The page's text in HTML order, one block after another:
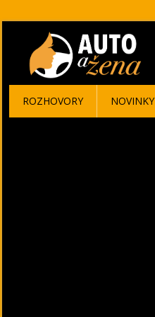
ROZHOVORY NOVINKY